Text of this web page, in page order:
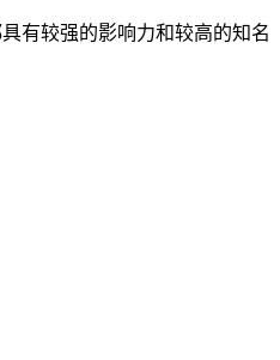
有较强的影响力和较高的知名